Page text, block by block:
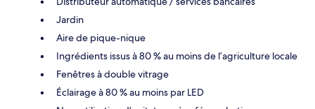
Jardin
Aire de pique-nique
Ingrédients issus à 80 % au moins de l’agriculture locale
Fenêtres à double vitrage
Éclairage à 80 % au moins par LED